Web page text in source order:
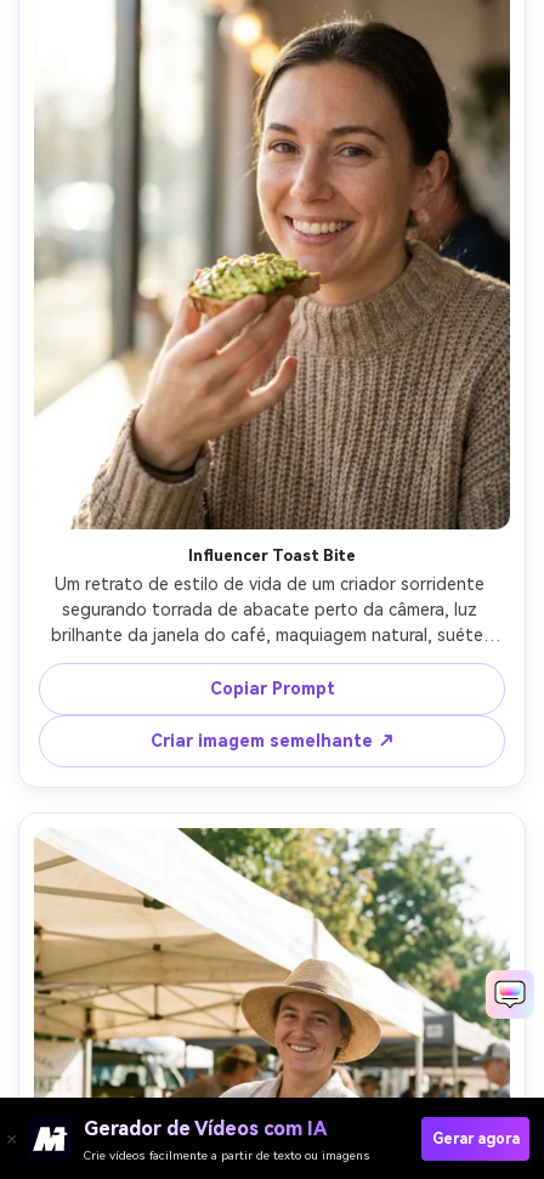
Influencer Toast Bite
Um retrato de estilo de vida de um criador sorridente
segurando torrada de abacate perto da câmera, luz
brilhante da janela do café, maquiagem natural, suéter
aconchegante, profundidade de campo rasa com bokeh
cremoso, tirado em 50mm f/1.8, textura de pele
fotorealista, enquadramento social pronto-AR 4:5
Copiar Prompt
Criar imagem semelhante ↗
Gerador de Vídeos com IA
Crie vídeos facilmente a partir de texto ou imagens
Gerar agora